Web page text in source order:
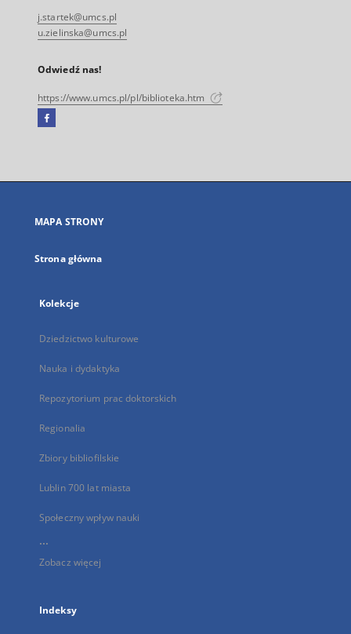
j.startek@umcs.pl
u.zielinska@umcs.pl
Odwiedź nas!
https://www.umcs.pl/pl/biblioteka.htm
Facebook
się
karcie
MAPA STRONY
Strona główna
Kolekcje
Dziedzictwo kulturowe
Nauka i dydaktyka
Repozytorium prac doktorskich
Regionalia
Zbiory bibliofilskie
Lublin 700 lat miasta
Społeczny wpływ nauki
...
Zobacz więcej
Indeksy